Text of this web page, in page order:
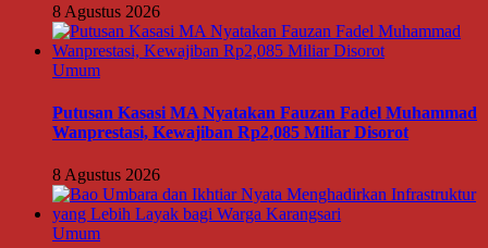
8 Agustus 2026
Umum
Putusan Kasasi MA Nyatakan Fauzan Fadel Muhammad
Wanprestasi, Kewajiban Rp2,085 Miliar Disorot
8 Agustus 2026
Umum